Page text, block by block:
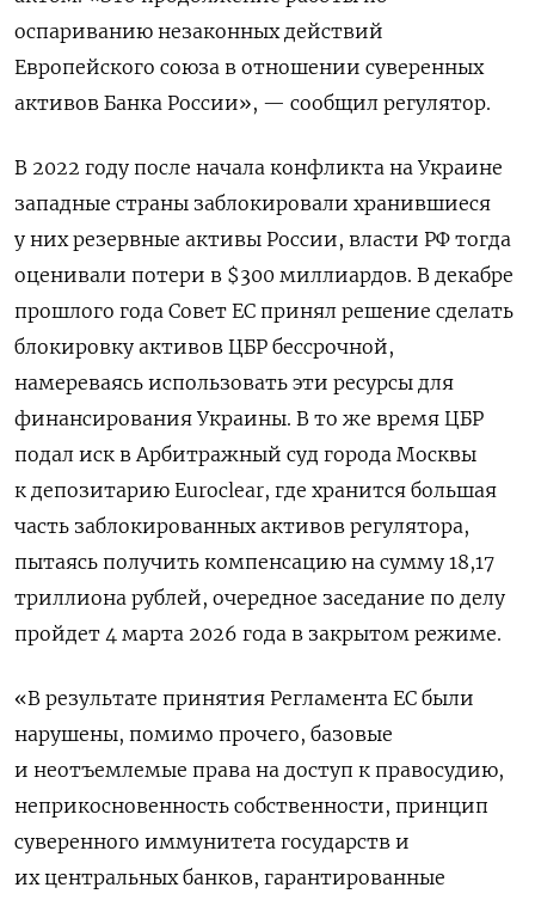
оспариванию незаконных действий
Европейского союза в отношении суверенных
активов Банка ‌России», — сообщил регулятор.
В 2022 году после начала конфликта на ​Украине
западные страны заблокировали хранившиеся
у них резервные активы России, власти РФ ‌тогда
оценивали потери в $300 миллиардов. В декабре
прошлого года Совет ЕС принял решение сделать
блокировку активов ЦБР бессрочной,
намереваясь ​использовать эти ресурсы ​для
финансирования Украины. В то ‌же время ЦБР
подал иск в Арбитражный суд города ​Москвы
к депозитарию Euroclear, где хранится большая
часть заблокированных активов регулятора,
пытаясь получить компенсацию на сумму 18,17
триллиона рублей, очередное заседание по делу
пройдет 4 марта 2026 года в закрытом режиме.
«В результате принятия Регламента ЕС были
нарушены, помимо прочего, базовые
и неотъемлемые права на доступ к правосудию,
неприкосновенность ​собственности, принцип
суверенного иммунитета государств ⁠и
их центральных банков, гарантированные